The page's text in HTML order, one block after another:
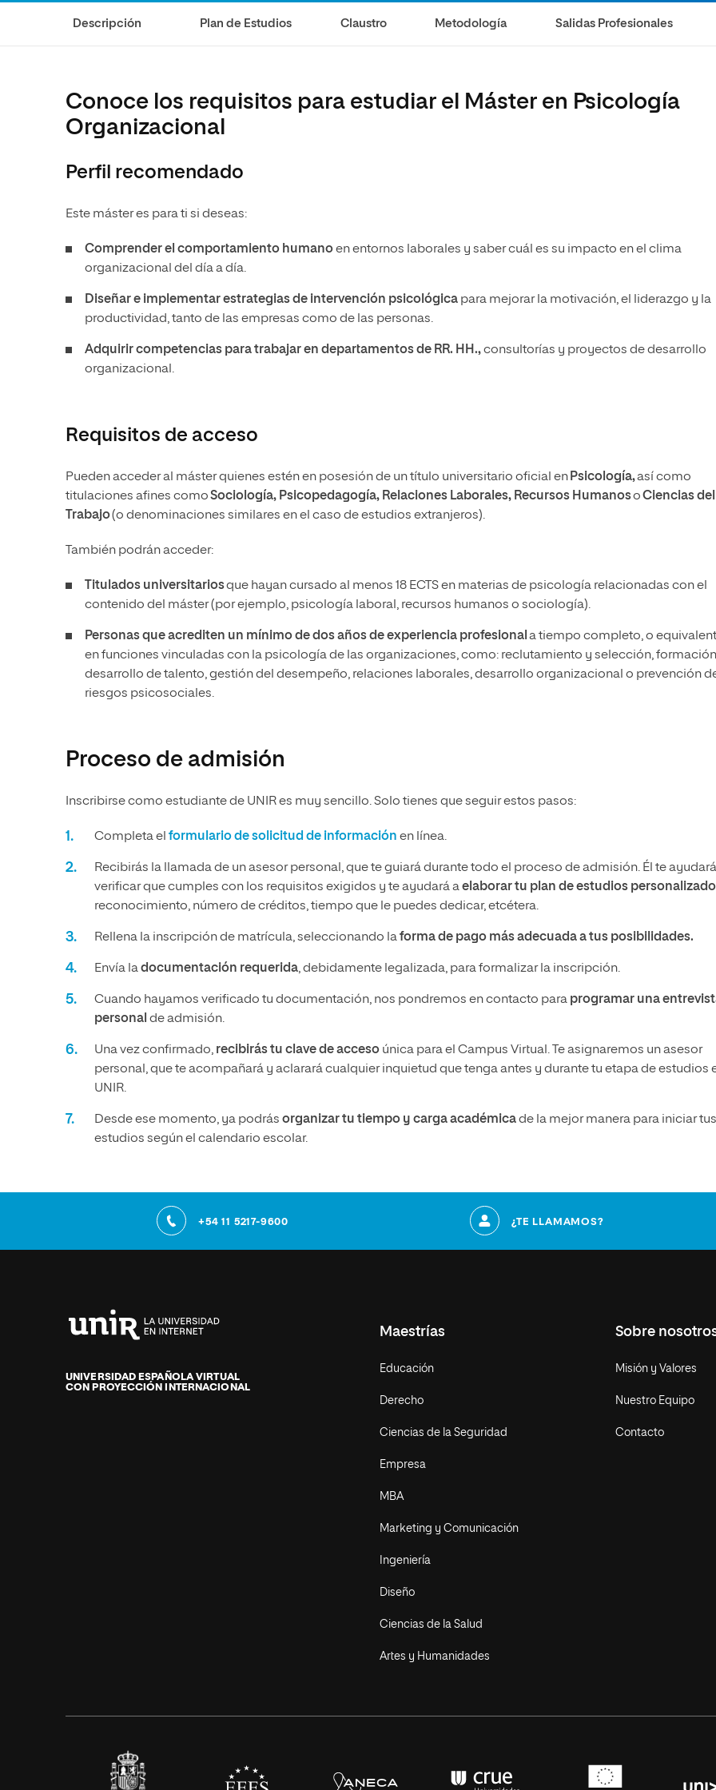
Música
Descripción Plan de Estudios Claustro Metodología Salidas Profesionales
Conoce los requisitos para estudiar el Máster en Psicología
Organizacional
Perfil recomendado
Este máster es para ti si deseas:
Comprender el comportamiento humanoen entornos laborales y saber cuál es su impacto en el clima
organizacional del día a día.
Diseñar e implementar estrategias de intervención psicológica para mejorar la motivación, el liderazgo y la
productividad, tanto de las empresas como de las personas.
Adquirir competencias para trabajar en departamentos de RR. HH.,consultorías y proyectos de desarrollo
organizacional.
Requisitos de acceso
Pueden acceder al máster quienes estén en posesión de un título universitario oficial en Psicología,así como
titulaciones afines comoSociología, Psicopedagogía, Relaciones Laborales, Recursos HumanosoCiencias del
Trabajo(o denominaciones similares en el caso de estudios extranjeros).
También podrán acceder:
Titulados universitariosque hayan cursado al menos 18 ECTS en materias de psicología relacionadas con el
contenido del máster (por ejemplo, psicología laboral, recursos humanos o sociología).
Personas que acrediten un mínimo de dos años de experiencia profesional a tiempo completo, o
en funciones vinculadas con la psicología de las organizaciones, como: reclutamiento y selección,
desarrollo de talento, gestión del desempeño, relaciones laborales, desarrollo organizacional o prevención
riesgos psicosociales.
Proceso de admisión
Inscribirse como estudiante de UNIR es muy sencillo. Solo tienes que seguir estos pasos:
Completa el formulario de solicitud de información en línea.
Recibirás la llamada de un asesor personal, que te guiará durante todo el proceso de admisión. Él te
verificar que cumples con los requisitos exigidos y te ayudará aelaborar tu plan de estudios personalizado
reconocimiento, número de créditos, tiempo que le puedes dedicar, etcétera.
Rellena la inscripción de matrícula, seleccionando laforma de pago más adecuada a tus posibilidades.
Envía ladocumentación requerida, debidamente legalizada, para formalizar la inscripción.
Cuando hayamos verificado tu documentación, nos pondremos en contacto para programar una
personal de admisión.
Una vez confirmado, recibirás tu clave de acceso única para el Campus Virtual. Te asignaremos un asesor
personal, que te acompañará y aclarará cualquier inquietud que tenga antes y durante tu etapa de estudios
UNIR.
Desde ese momento, ya podrás organizar tu tiempo y carga académicade la mejor manera para iniciar tus
estudios según el calendario escolar.
+54 11 5217-9600 ¿TE LLAMAMOS?
de
La
UNIVERSIDAD ESPAÑOLA VIRTUAL
CON PROYECCIÓN INTERNACIONAL
Maestrías
Educación
Derecho
Ciencias de la Seguridad
Empresa
MBA
Marketing y Comunicación
Ingeniería
Diseño
Ciencias de la Salud
Artes y Humanidades
Sobre
Misión y Valores
Nuestro Equipo
Contacto